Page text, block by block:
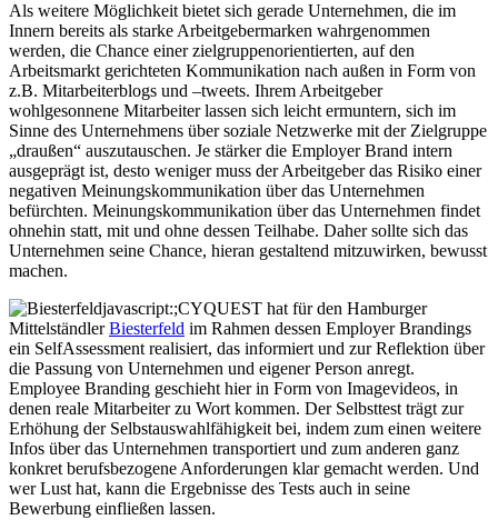
Als weitere Möglichkeit bietet sich gerade Unternehmen, die im
Innern bereits als starke Arbeitgebermarken wahrgenommen
werden, die Chance einer zielgruppenorientierten, auf den
Arbeitsmarkt gerichteten Kommunikation nach außen in Form von
z.B. Mitarbeiterblogs und –tweets. Ihrem Arbeitgeber
wohlgesonnene Mitarbeiter lassen sich leicht ermuntern, sich im
Sinne des Unternehmens über soziale Netzwerke mit der Zielgruppe
„draußen“ auszutauschen. Je stärker die Employer Brand intern
ausgeprägt ist, desto weniger muss der Arbeitgeber das Risiko einer
negativen Meinungskommunikation über das Unternehmen
befürchten. Meinungskommunikation über das Unternehmen findet
ohnehin statt, mit und ohne dessen Teilhabe. Daher sollte sich das
Unternehmen seine Chance, hieran gestaltend mitzuwirken, bewusst
machen.
CYQUEST hat für den Hamburger
MittelständlerBiesterfeld im Rahmen dessen Employer Brandings
ein SelfAssessment realisiert, das informiert und zur Reflektion über
die Passung von Unternehmen und eigener Person anregt.
Employee Branding geschieht hier in Form von Imagevideos, in
denen reale Mitarbeiter zu Wort kommen. Der Selbsttest trägt zur
Erhöhung der Selbstauswahlfähigkeit bei, indem zum einen weitere
Infos über das Unternehmen transportiert und zum anderen ganz
konkret berufsbezogene Anforderungen klar gemacht werden. Und
wer Lust hat, kann die Ergebnisse des Tests auch in seine
Bewerbung einfließen lassen.